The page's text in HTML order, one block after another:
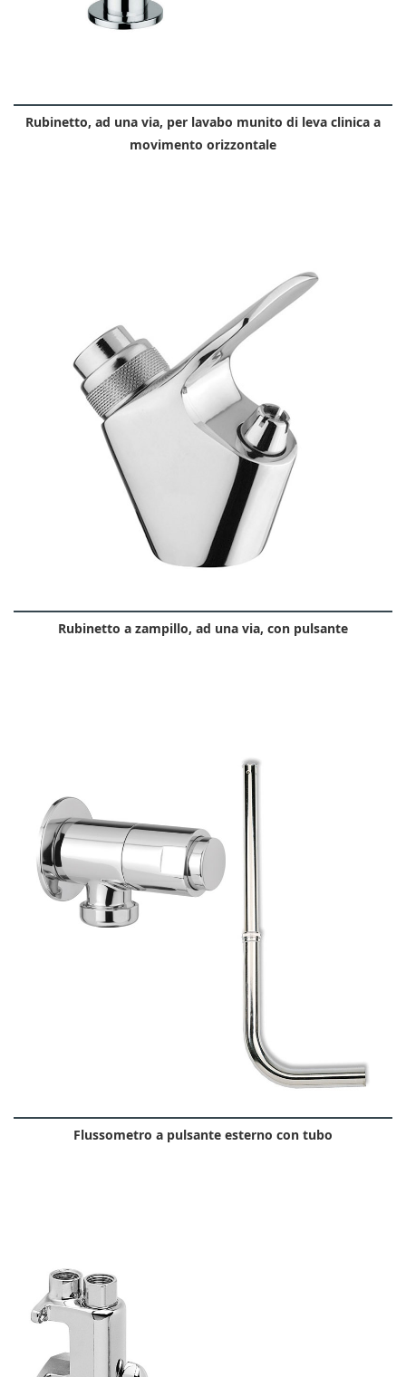
Rubinetto, ad una via, per lavabo munito di leva clinica a
movimento orizzontale
Rubinetto a zampillo, ad una via, con pulsante
Flussometro a pulsante esterno con tubo